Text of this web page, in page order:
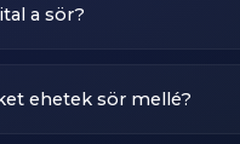
a sör?
ehetek sör mellé?